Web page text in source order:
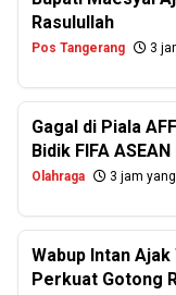
Rasulullah
Pos Tangerang 3
Gagal di Piala
Bidik FIFA ASEAN
Olahraga 3 jam
Wabup Intan
Perkuat Gotong